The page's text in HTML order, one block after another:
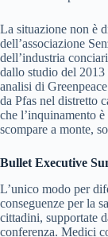
La situazione non è
dell’associazione
dell’industria
dallo studio del
analisi di
da Pfas nel distretto
che l’inquinamento
scompare a monte,
Bullet Executive
L’unico modo per
conseguenze per la
cittadini, supportate
conferenza. Medici